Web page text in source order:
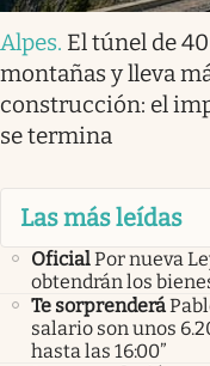
Alpes. El túnel de
montañas y lleva
construcción: el
se termina
Las más leídas
OficialPor nueva
obtendrán los
Te sorprenderá
salario son unos
hasta las 16:00”